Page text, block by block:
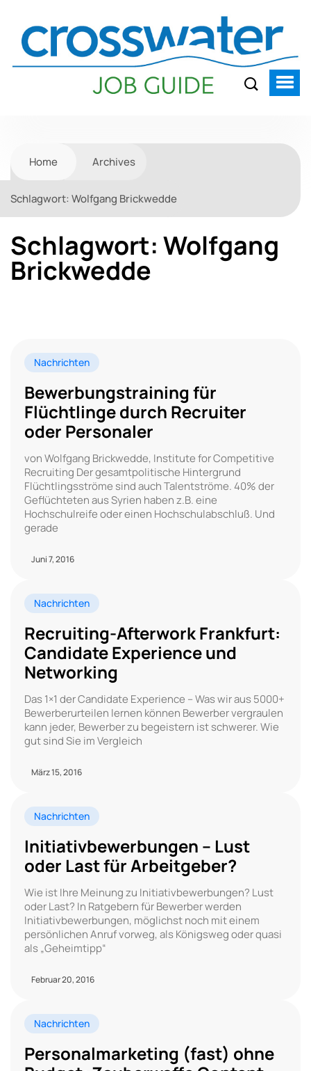
Home Archives
Schlagwort: Wolfgang Brickwedde
Schlagwort: Wolfgang
Brickwedde
Nachrichten
Bewerbungstraining für
Flüchtlinge durch Recruiter
oder Personaler
von Wolfgang Brickwedde, Institute for Competitive
Recruiting Der gesamtpolitische Hintergrund
Flüchtlingsströme sind auch Talentströme. 40% der
Geflüchteten aus Syrien haben z.B. eine
Hochschulreife oder einen Hochschulabschluß. Und
gerade
Juni 7, 2016
Nachrichten
Recruiting-Afterwork Frankfurt:
Candidate Experience und
Networking
Das 1×1 der Candidate Experience – Was wir aus 5000+
Bewerberurteilen lernen können Bewerber vergraulen
kann jeder, Bewerber zu begeistern ist schwerer. Wie
gut sind Sie im Vergleich
März 15, 2016
Nachrichten
Initiativbewerbungen – Lust
oder Last für Arbeitgeber?
Wie ist Ihre Meinung zu Initiativbewerbungen? Lust
oder Last? In Ratgebern für Bewerber werden
Initiativbewerbungen, möglichst noch mit einem
persönlichen Anruf vorweg, als Königsweg oder quasi
als „Geheimtipp“
Februar 20, 2016
Nachrichten
Personalmarketing (fast) ohne